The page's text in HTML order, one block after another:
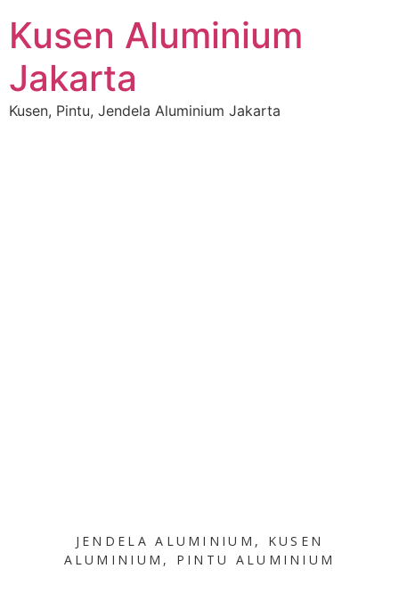
Kusen Aluminium
Jakarta
Kusen, Pintu, Jendela Aluminium Jakarta
JENDELA ALUMINIUM , KUSEN
ALUMINIUM , PINTU ALUMINIUM